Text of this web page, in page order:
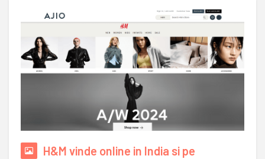
H&M vinde online in India si pe